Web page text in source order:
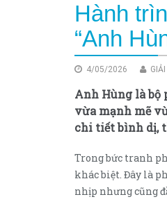
Hành
“Anh
4/05/2026
Anh Hùng là bộ
vừa mạnh mẽ
chi tiết bình dị,
Trong bức tranh
khác biệt. Đây là
nhịp nhưng cũng